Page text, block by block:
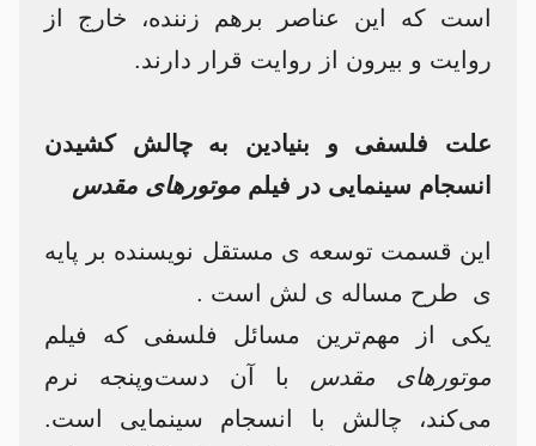
است که این عناصر برهم زننده، خارج از
روایت و بیرون از روایت قرار دارند.
علت فلسفی و بنیادین به چالش کشیدن
انسجام سینمایی در فیلم موتورهای مقدس
این قسمت توسعه ی مستقل نویسنده بر پایه
ی طرح مساله ی لش است .
یکی از مهم‌ترین مسائل فلسفی که فیلم
موتورهای مقدس با آن دست‌و‌پنجه نرم
می‌کند، چالش با انسجام سینمایی است.